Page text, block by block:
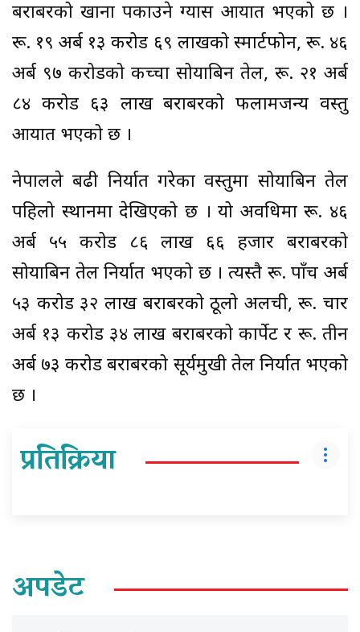
बराबरको खाना पकाउने ग्यास आयात भएको छ ।
रू. १९ अर्ब १३ करोड ६९ लाखको स्मार्टफोन, रू. ४६
अर्ब ९७ करोडको कच्चा सोयाबिन तेल, रू. २१ अर्ब
८४ करोड ६३ लाख बराबरको फलामजन्य वस्तु
आयात भएको छ ।
नेपालले बढी निर्यात गरेका वस्तुमा सोयाबिन तेल
पहिलो स्थानमा देखिएको छ । यो अवधिमा रू. ४६
अर्ब ५५ करोड ८६ लाख ६६ हजार बराबरको
सोयाबिन तेल निर्यात भएको छ । त्यस्तै रू. पाँच अर्ब
५३ करोड ३२ लाख बराबरको ठूलो अलैँची, रू. चार
अर्ब १३ करोड ३४ लाख बराबरको कार्पेट र रू. तीन
अर्ब ७३ करोड बराबरको सूर्यमुखी तेल निर्यात भएको
छ ।
प्रतिक्रिया
अपडेट